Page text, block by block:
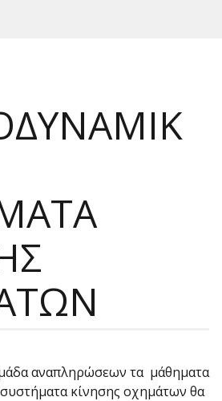
αναπληρώσεων τα μάθηματα
κίνησης οχημάτων θα